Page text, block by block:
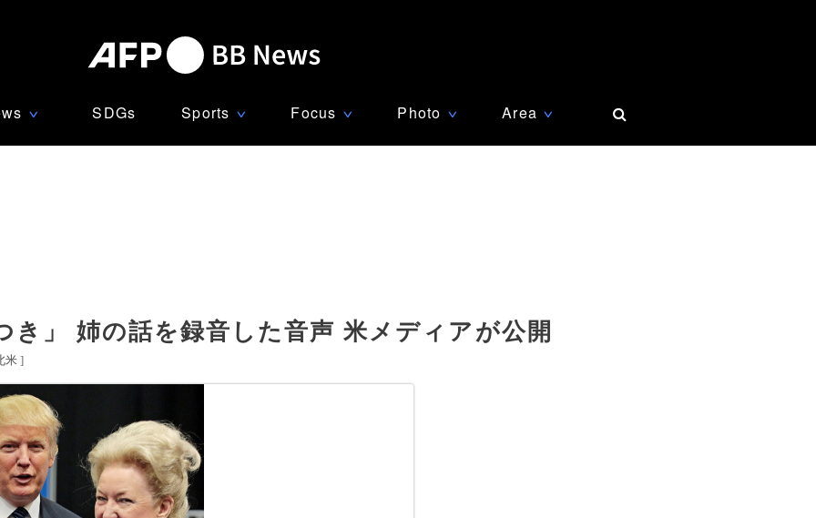
∨ SDGs Sports ∨ Focus ∨ Photo ∨ Area ∨
き」 姉の話を録音した音声 米メディアが公開
米 ]